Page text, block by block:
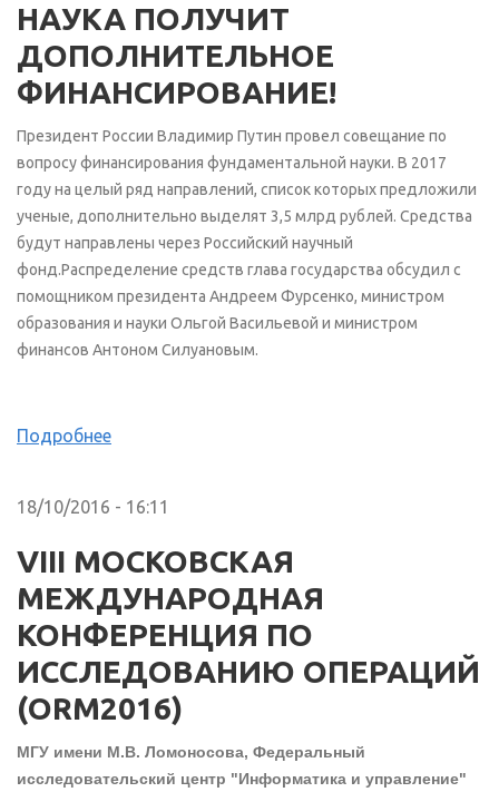
НАУКА ПОЛУЧИТ
ДОПОЛНИТЕЛЬНОЕ
ФИНАНСИРОВАНИЕ!
Президент России Владимир Путин провел совещание по
вопросу финансирования фундаментальной науки. В 2017
году на целый ряд направлений, список которых предложили
ученые, дополнительно выделят 3,5 млрд рублей. Средства
будут направлены через Российский научный
фонд.Распределение средств глава государства обсудил с
помощником президента Андреем Фурсенко, министром
образования и науки Ольгой Васильевой и министром
финансов Антоном Силуановым.
Подробнее
18/10/2016 - 16:11
VIII МОСКОВСКАЯ
МЕЖДУНАРОДНАЯ
КОНФЕРЕНЦИЯ ПО
ИССЛЕДОВАНИЮ ОПЕРАЦИЙ
(ORM2016)
МГУ имени М.В. Ломоносова, Федеральный
исследовательский центр "Информатика и управление"